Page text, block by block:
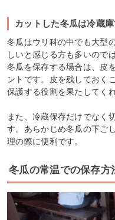
カットした冬瓜は冷蔵
冬瓜はウリ科の中でも大型
しいと感じる方も多いので
冬瓜を保存する場合は、皮
ントです。皮を残しておく
保護する役割を果たしてくれ
また、冷蔵保存だけでなく
す。あらかじめ冬瓜の下ご
理の際に便利です。
冬瓜の常温での保存方